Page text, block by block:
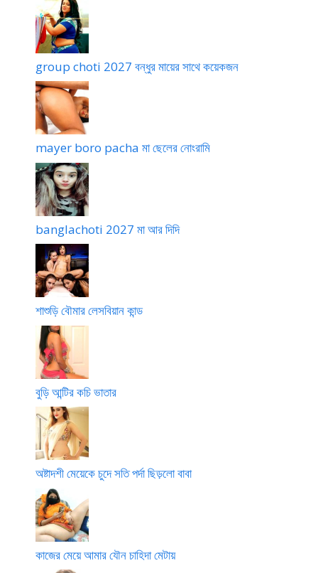
group choti 2027 বন্ধুর মায়ের সাথে কয়েকজন
mayer boro pacha মা ছেলের নোংরামি
banglachoti 2027 মা আর দিদি
শাশুড়ি বৌমার লেসবিয়ান কান্ড
বুড়ি আন্টির কচি ভাতার
অষ্টাদশী মেয়েকে চুদে সতি পর্দা ছিড়লো বাবা
কাজের মেয়ে আমার যৌন চাহিদা মেটায়